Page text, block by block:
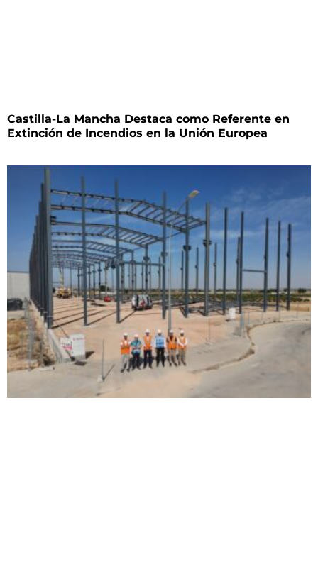
Castilla-La Mancha Destaca como Referente en
Extinción de Incendios en la Unión Europea